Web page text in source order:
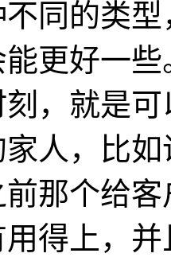
同的类
更好一
，就是
人，比
那个给
得上，